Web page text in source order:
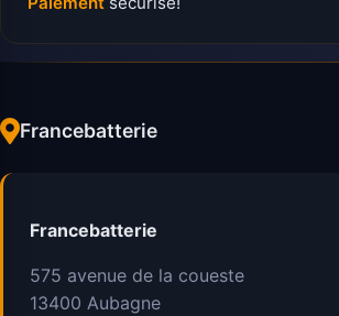
Francebatterie
Francebatterie
575 avenue de la coueste
13400 Aubagne